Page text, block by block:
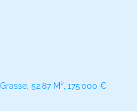
52.87 M², 175 000 €